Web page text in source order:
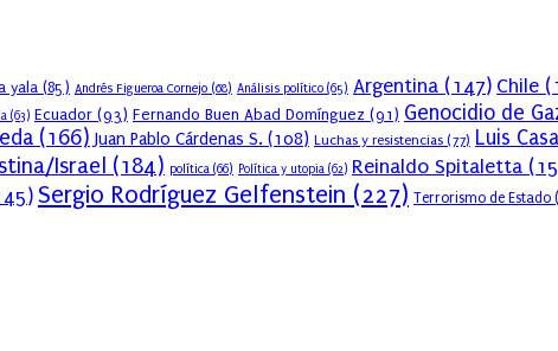
yala (85) Andrés Figueroa Cornejo (68) Análisis político (65) Argentina (147) Chile
(63) Ecuador (93) Fernando Buen Abad Domínguez (91) Genocidio de
(166) Juan Pablo Cárdenas S. (108) Luchas y resistencias (77) Luis
Israel (184) política (66) Política y utopia (62) Reinaldo Spitaletta
Sergio Rodríguez Gelfenstein (227) Terrorismo de Estado